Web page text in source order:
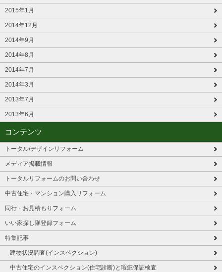
2015年1月
2014年12月
2014年9月
2014年8月
2014年7月
2014年3月
2013年7月
2013年6月
コンテンツ
トータル/デザインリフォーム
メディア掲載情報
トータルリフォームのお問い合わせ
中古住宅・マンション購入リフォーム
同行・お見積もりフォーム
いい家探し隊登録フォーム
特集記事
建物状況調査(インスペクション)
中古住宅のインスペクション(住宅診断)と瑕疵保証検査